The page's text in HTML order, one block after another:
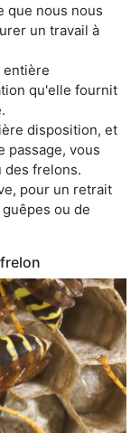
que nous nous
un travail à
entière
qu'elle fournit
disposition, et
passage, vous
des frelons.
pour un retrait
ou de